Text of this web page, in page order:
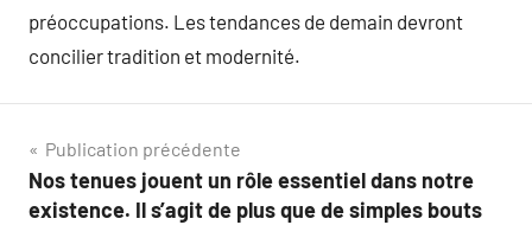
préoccupations. Les tendances de demain devront
concilier tradition et modernité.
Navigation
de
Publication précédente
Nos tenues jouent un rôle essentiel dans notre
existence. Il s’agit de plus que de simples bouts